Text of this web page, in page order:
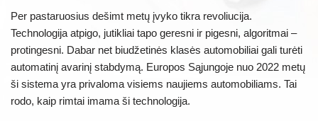
Per pastaruosius dešimt metų įvyko tikra revoliucija.
Technologija atpigo, jutikliai tapo geresni ir pigesni, algoritmai –
protingesni. Dabar net biudžetinės klasės automobiliai gali turėti
automatinį avarinį stabdymą. Europos Sąjungoje nuo 2022 metų
ši sistema yra privaloma visiems naujiems automobiliams. Tai
rodo, kaip rimtai imama ši technologija.